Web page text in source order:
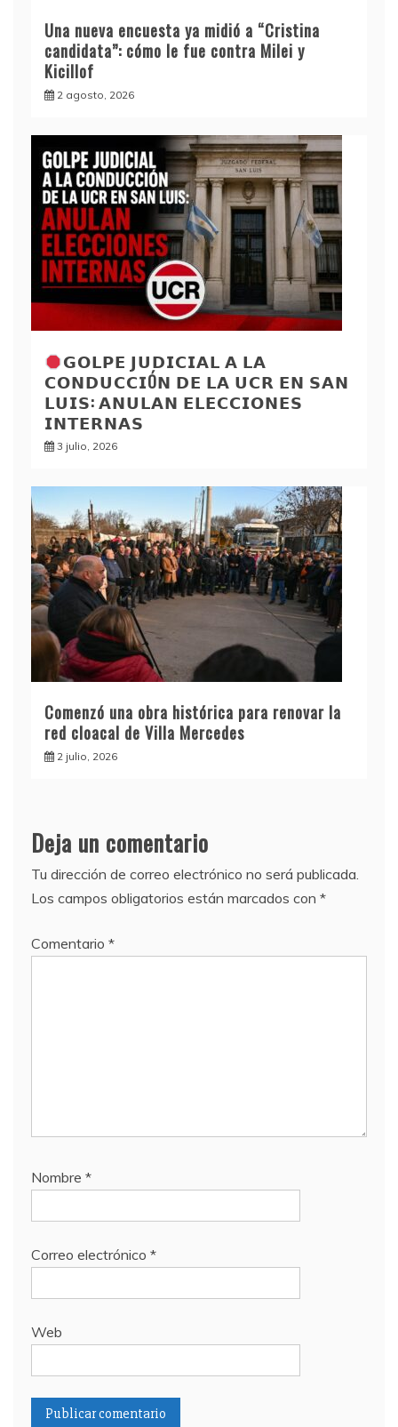
Una nueva encuesta ya midió a “Cristina
candidata”: cómo le fue contra Milei y
Kicillof
2 agosto, 2026
𝗚𝗢𝗟𝗣𝗘 𝗝𝗨𝗗𝗜𝗖𝗜𝗔𝗟 𝗔 𝗟𝗔
𝗖𝗢𝗡𝗗𝗨𝗖𝗖𝗜Ó𝗡 𝗗𝗘 𝗟𝗔 𝗨𝗖𝗥 𝗘𝗡 𝗦𝗔𝗡
𝗟𝗨𝗜𝗦: 𝗔𝗡𝗨𝗟𝗔𝗡 𝗘𝗟𝗘𝗖𝗖𝗜𝗢𝗡𝗘𝗦
𝗜𝗡𝗧𝗘𝗥𝗡𝗔𝗦
3 julio, 2026
Comenzó una obra histórica para renovar la
red cloacal de Villa Mercedes
2 julio, 2026
Deja un comentario
Tu dirección de correo electrónico no será publicada.
Los campos obligatorios están marcados con *
Comentario *
Nombre *
Correo electrónico *
Web